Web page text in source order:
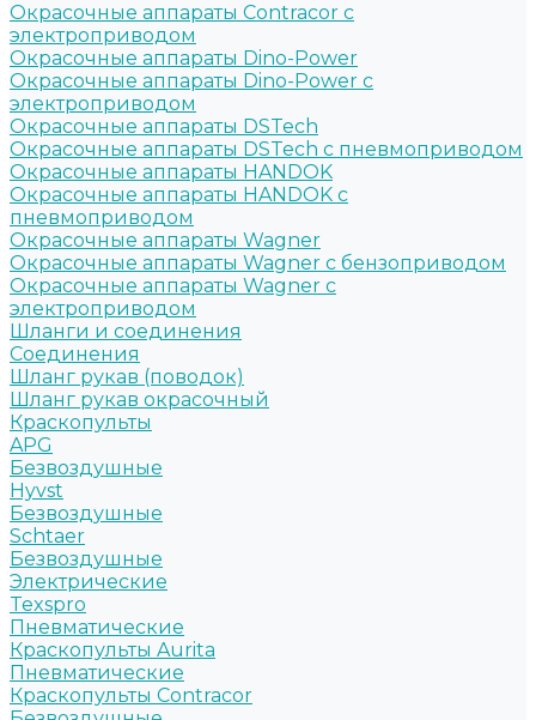
Окрасочные аппараты Contracor с
электроприводом
Окрасочные аппараты Dino-Power
Окрасочные аппараты Dino-Power с
электроприводом
Окрасочные аппараты DSTech
Окрасочные аппараты DSTech c пневмоприводом
Окрасочные аппараты HANDOK
Окрасочные аппараты HANDOK c
пневмоприводом
Окрасочные аппараты Wagner
Окрасочные аппараты Wagner с бензоприводом
Окрасочные аппараты Wagner с
электроприводом
Шланги и соединения
Cоединения
Шланг рукав (поводок)
Шланг рукав окрасочный
Краскопульты
APG
Безвоздушные
Hyvst
Безвоздушные
Schtaer
Безвоздушные
Электрические
Texspro
Пневматические
Краскопульты Aurita
Пневматические
Краскопульты Contracor